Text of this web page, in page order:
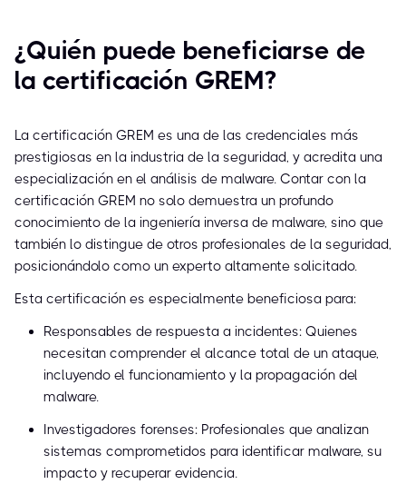
¿Quién puede beneficiarse de
la certificación GREM?
La certificación GREM es una de las credenciales más
prestigiosas en la industria de la seguridad, y acredita una
especialización en el análisis de malware. Contar con la
certificación GREM no solo demuestra un profundo
conocimiento de la ingeniería inversa de malware, sino que
también lo distingue de otros profesionales de la seguridad,
posicionándolo como un experto altamente solicitado.
Esta certificación es especialmente beneficiosa para:
Responsables de respuesta a incidentes: Quienes
necesitan comprender el alcance total de un ataque,
incluyendo el funcionamiento y la propagación del
malware.
Investigadores forenses: Profesionales que analizan
sistemas comprometidos para identificar malware, su
impacto y recuperar evidencia.